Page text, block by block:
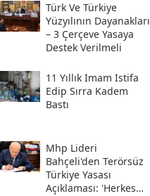
Türk Ve Türkiye
Yüzyılının Dayanakları
– 3 Çerçeve Yasaya
Destek Verilmeli
11 Yıllık Imam Istifa
Edip Sırra Kadem
Bastı
Mhp Lideri
Bahçeli'den Terörsüz
Türkiye Yasası
Açıklaması: 'herkes